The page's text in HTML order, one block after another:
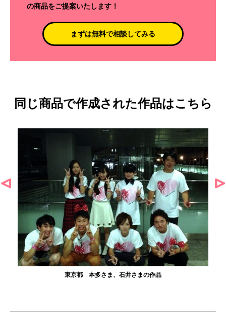
の商品をご提案いたします！
まずは無料で相談してみる
同じ商品で作成された作品はこちら
東京都 本多さま、石井さまの作品